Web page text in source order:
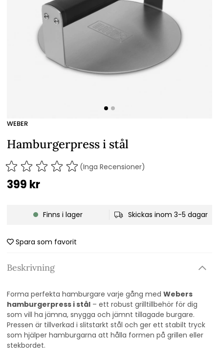
WEBER
Hamburgerpress i stål
(Inga Recensioner)
399 kr
Finns i lager Skickas inom 3-5 dagar
Spara som favorit
Beskrivning
Forma perfekta hamburgare varje gång med Webers
hamburgerpress i stål – ett robust grilltillbehör för dig
som vill ha jämna, snygga och jämnt tillagade burgare.
Pressen är tillverkad i slitstarkt stål och ger ett stabilt tryck
som hjälper hamburgarna att hålla formen på grillen eller
stekbordet.